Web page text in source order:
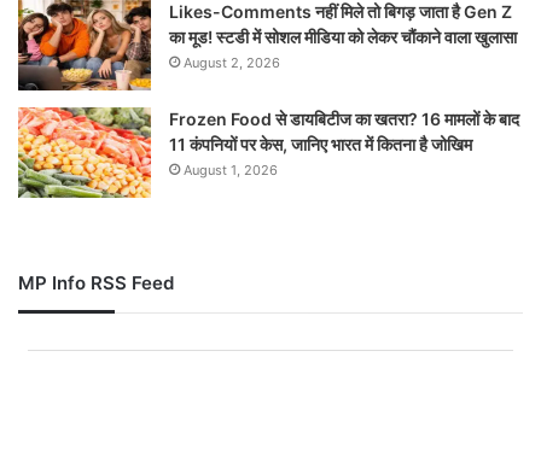
Likes-Comments नहीं मिले तो बिगड़ जाता है Gen Z
का मूड! स्टडी में सोशल मीडिया को लेकर चौंकाने वाला खुलासा
August 2, 2026
Frozen Food से डायबिटीज का खतरा? 16 मामलों के बाद
11 कंपनियों पर केस, जानिए भारत में कितना है जोखिम
August 1, 2026
MP Info RSS Feed